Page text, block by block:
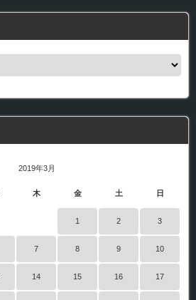
2019年3月
木 金 土 日
1 2 3
7 8 9 10
14 15 16 17